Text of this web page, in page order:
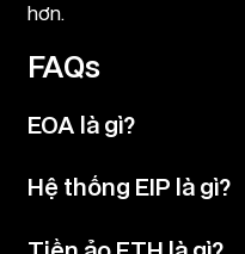
hơn.
FAQs
EOA là gì?
Hệ thống EIP là gì?